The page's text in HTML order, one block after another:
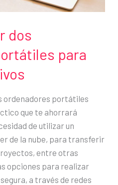
dos
para
ordenadores portátiles
que te ahorrará
de utilizar un
de la nube, para transferir
entre otras
opciones para realizar
a través de redes